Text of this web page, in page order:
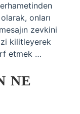
onları
zevkini
kilitleyerek
etmek …
NE